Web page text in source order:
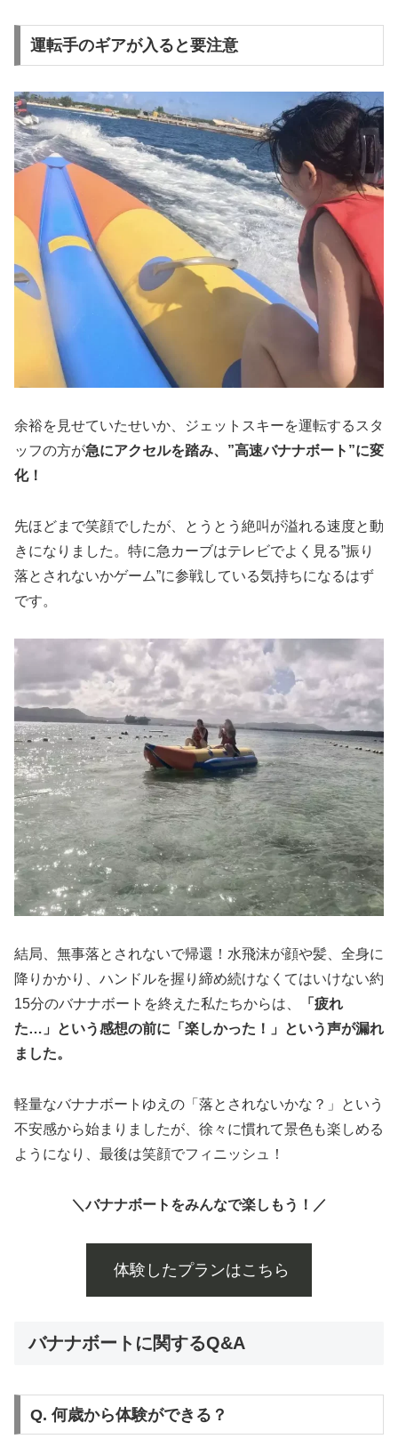
運転手のギアが入ると要注意
余裕を見せていたせいか、ジェットスキーを運転するスタ
ッフの方が急にアクセルを踏み、”高速バナナボート”に変
化！
先ほどまで笑顔でしたが、とうとう絶叫が溢れる速度と動
きになりました。特に急カーブはテレビでよく見る”振り
落とされないかゲーム”に参戦している気持ちになるはず
です。
結局、無事落とされないで帰還！水飛沫が顔や髪、全身に
降りかかり、ハンドルを握り締め続けなくてはいけない約
15分のバナナボートを終えた私たちからは、
「疲れ
た…」という感想の前に「楽しかった！」という声が漏れ
ました。
軽量なバナナボートゆえの「落とされないかな？」という
不安感から始まりましたが、徐々に慣れて景色も楽しめる
ようになり、最後は笑顔でフィニッシュ！
＼バナナボートをみんなで楽しもう！／
体験したプランはこちら
バナナボートに関するQ&A
Q. 何歳から体験ができる？